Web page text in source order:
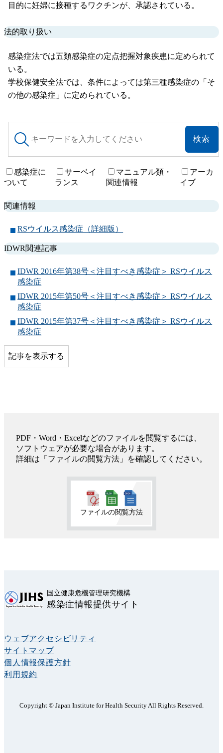
目的に妊婦に接種するワクチンが、承認されている。
法的取り扱い
感染症法では五類感染症の定点把握対象疾患に定められて
いる。
学校保健安全法では、条件によっては第三種感染症の「そ
の他の感染症」に定められている。
ト
内
検
索
感染症に
ついて
サーベイ
ランス
マニュアル類・
関連情報
アーカ
イブ
関連情報
RSウイルス感染症（詳細版）
IDWR関連記事
IDWR 2016年第38号＜注目すべき感染症＞ RSウイルス
感染症
IDWR 2015年第50号＜注目すべき感染症＞ RSウイルス
感染症
IDWR 2015年第37号＜注目すべき感染症＞ RSウイルス
感染症
記事を表示する
PDF・Word・Excelなどのファイルを閲覧するには、
ソフトウェアが必要な場合があります。
詳細は「ファイルの閲覧方法」を確認してください。
ファイルの閲覧方法
国立健康危機管理研究機構
感染症情報提供サイト
ウェブアクセシビリティ
サイトマップ
個人情報保護方針
利用規約
Copyright © Japan Institute for Health Security All Rights Reserved.